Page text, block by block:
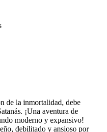
de la inmortalidad, debe
¡Una aventura de
moderno y expansivo!
debilitado y ansioso por